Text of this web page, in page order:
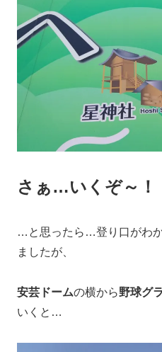
さぁ…いくぞ～！
…と思ったら…登り口がわ
ましたが、
安芸ドームの横から野球グ
いくと…